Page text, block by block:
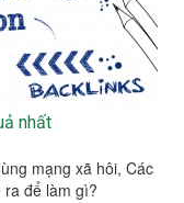
nhất
mạng xã hôi, Các
ra để làm gì?